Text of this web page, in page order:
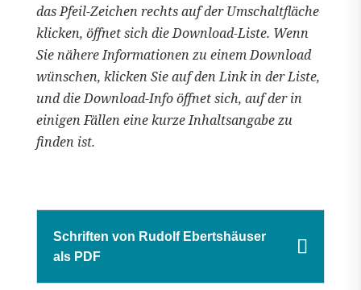
das Pfeil-Zeichen rechts auf der Umschaltfläche
klicken, öffnet sich die Download-Liste. Wenn
Sie nähere Informationen zu einem Download
wünschen, klicken Sie auf den Link in der Liste,
und die Download-Info öffnet sich, auf der in
einigen Fällen eine kurze Inhaltsangabe zu
finden ist.
Schriften von Rudolf Ebertshäuser
als PDF